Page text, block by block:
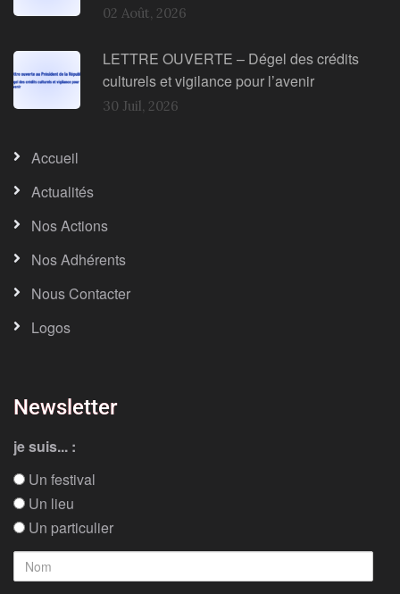
02 Août, 2026
LETTRE OUVERTE – Dégel des crédits
culturels et vigilance pour l’avenir
30 Juil, 2026
Accueil
Actualités
Nos Actions
Nos Adhérents
Nous Contacter
Logos
Newsletter
je suis... :
Un festival
Un lieu
Un particulier